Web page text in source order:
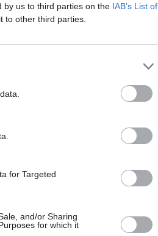
by us to third parties on the IAB’s List of
to other third parties.
for Targeted
and/or Sharing
for which it